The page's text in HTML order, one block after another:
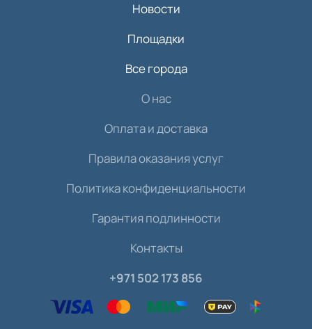
Новости
Площадки
Все города
О нас
Оплата и доставка
Правила оказания услуг
Политика конфиденциальности
Гарантия подлинности
Контакты
+971 502 173 856